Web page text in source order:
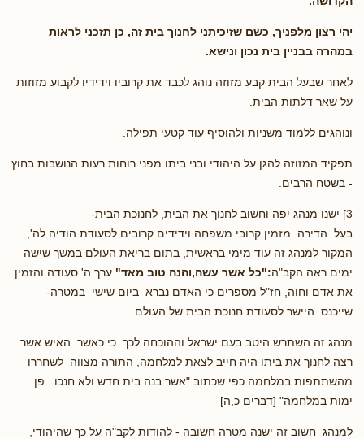
יהי רצון מלפניך, כשם שזיכיתני לחנוך בית זה, כן תזכני לראות
במהרה בבניין בית נכון ונישא.
לאחר שבעל הבית קבע מזוזה נוהג לכבד את קרוביו וידידיו לקבוע מזוזות
על שאר דלתות הבית.
ונוהגים ללמוד משניות ולהוסיף עוד קטעי תפילה.
תפקיד המזוזה להגן על היהודי ובני ביתו מפני רוחות רעות הנושבות בחוץ
- בשטח הרבים.
3] ישנו מנהג יפה וחשוב לחנוך את הבית, לחנוכת הבית-
בעל הדירה מזמין קרובי משפחה וידידים קרובים לסעודת הודיה לה',
המקור למנהג זה עוד מימי בראשית, בתום בריאת העולם במשך שישה
ימים ראה הקב"ה:"כל אשר עשה,והנה טוב מאד" ערך ה' סעודה והזמין
את אדם וחוה, חז"ל מספרים כי האדם נברא ביום שישי במטרה-
שייכנס היישר לסעודת חנוכת הבית של העולם.
מנהג זה השתרש היטב בעם ישראל וההוכחה לכך: כי כאשר האיש אשר
רצה לחנוך את ביתו היה חייב לצאת למלחמה, התורה מצווה לשחררו
מהשתתפות במלחמה כפי שכתוב:"אשר בנה בית חדש ולא חנכו...פן
ימות במלחמה" [דברים כ,ה]
למנהג חשוב זה ישנה מטרה חשובה - להודות לקב"ה על כך שהיהודי,